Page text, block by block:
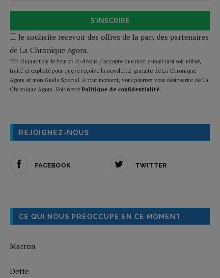
S'INSCRIRE
Je souhaite recevoir des offres de la part des partenaires
de La Chronique Agora.
*En cliquant sur le bouton ci-dessus, j’accepte que mon e-mail saisi soit utilisé,
traité et exploité pour que je reçoive la newsletter gratuite de La Chronique
Agora et mon Guide Spécial. A tout moment, vous pourrez vous désinscrire de La
Chronique Agora. Voir notre Politique de confidentialité.
REJOIGNEZ-NOUS
FACEBOOK TWITTER
CE QUI NOUS PRÉOCCUPE EN CE MOMENT
Macron
Dette